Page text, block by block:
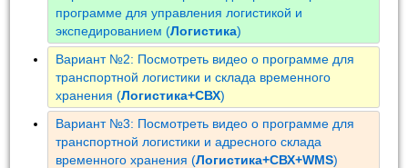
программе для управления логистикой и
экспедированием (Логистика)
Вариант №2: Посмотреть видео о программе для
транспортной логистики и склада временного
хранения (Логистика+СВХ)
Вариант №3: Посмотреть видео о программе для
транспортной логистики и адресного склада
временного хранения (Логистика+СВХ+WMS)